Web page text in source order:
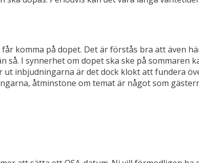
komma på dopet. Det är förstås bra att även
I synnerhet om dopet ska ske på sommaren
inbjudningarna är det dock klokt att fundera
åtminstone om temat är något som